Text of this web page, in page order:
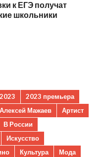
к ЕГЭ получат
школьники
2023
2023 премьера
Алексей Мажаев
Артист
В России
Искусство
Культура
Мода